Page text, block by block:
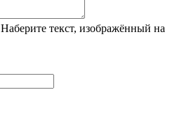
Наберите текст, изображённый на